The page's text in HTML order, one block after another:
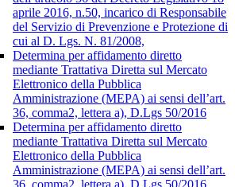
aprile 2016, n.50, incarico di Responsabile
del Servizio di Prevenzione e Protezione di
cui al D. Lgs. N. 81/2008,
Determina per affidamento diretto
mediante Trattativa Diretta sul Mercato
Elettronico della Pubblica
Amministrazione (MEPA) ai sensi dell’art.
36, comma2, lettera a), D.Lgs 50/2016
Determina per affidamento diretto
mediante Trattativa Diretta sul Mercato
Elettronico della Pubblica
Amministrazione (MEPA) ai sensi dell’art.